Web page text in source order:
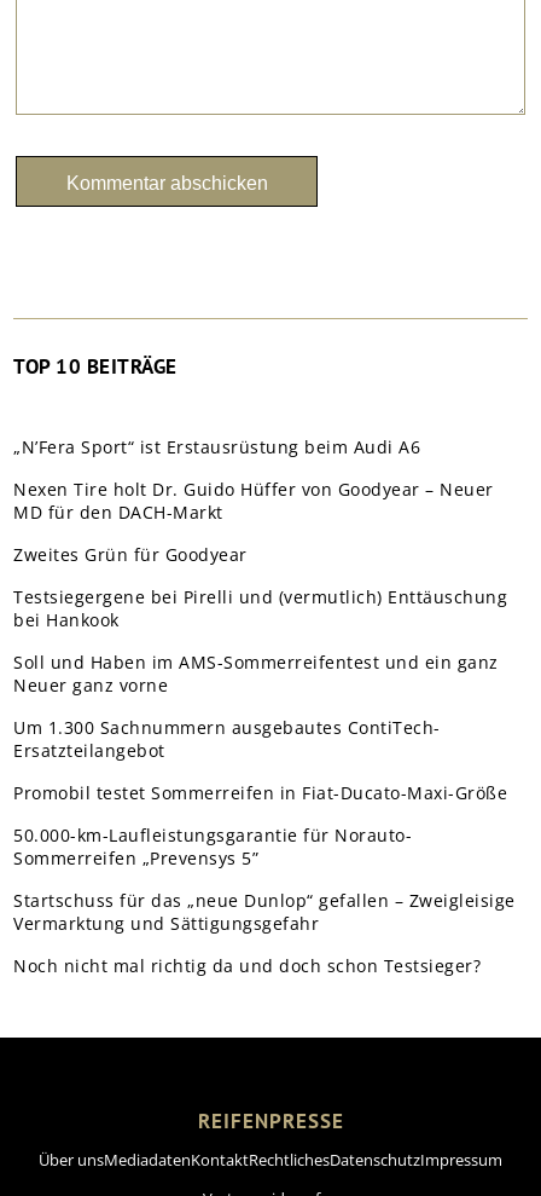
TOP 10 BEITRÄGE
„N’Fera Sport“ ist Erstausrüstung beim Audi A6
Nexen Tire holt Dr. Guido Hüffer von Goodyear – Neuer
MD für den DACH-Markt
Zweites Grün für Goodyear
Testsiegergene bei Pirelli und (vermutlich) Enttäuschung
bei Hankook
Soll und Haben im AMS-Sommerreifentest und ein ganz
Neuer ganz vorne
Um 1.300 Sachnummern ausgebautes ContiTech-
Ersatzteilangebot
Promobil testet Sommerreifen in Fiat-Ducato-Maxi-Größe
50.000-km-Laufleistungsgarantie für Norauto-
Sommerreifen „Prevensys 5”
Startschuss für das „neue Dunlop“ gefallen – Zweigleisige
Vermarktung und Sättigungsgefahr
Noch nicht mal richtig da und doch schon Testsieger?
REIFENPRESSE
Über unsMediadatenKontaktRechtlichesDatenschutzImpressum